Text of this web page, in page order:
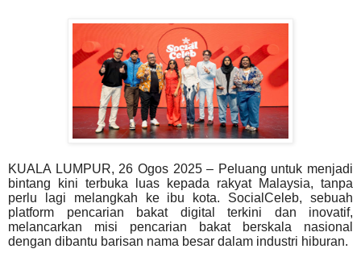
KUALA LUMPUR, 26 Ogos 2025 – Peluang untuk menjadi
bintang kini terbuka luas kepada rakyat
Malaysia, tanpa
perlu lagi melangkah ke ibu kota. SocialCeleb, sebuah
platform pencarian bakat digital
terkini dan inovatif,
melancarkan misi pencarian bakat berskala nasional
dengan dibantu barisan nama besar dalam industri hiburan.